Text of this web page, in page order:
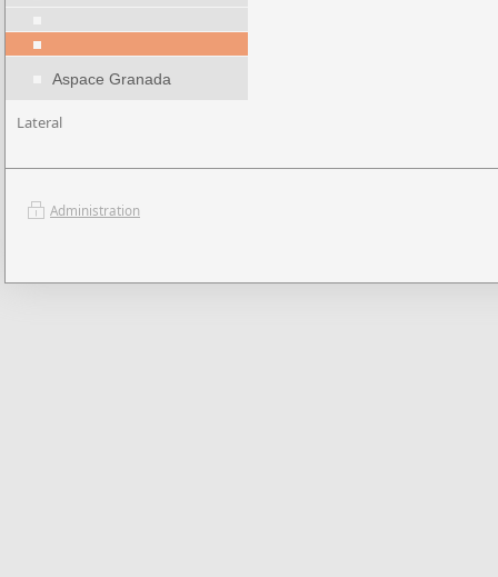
Aspace Granada
Lateral
Administration